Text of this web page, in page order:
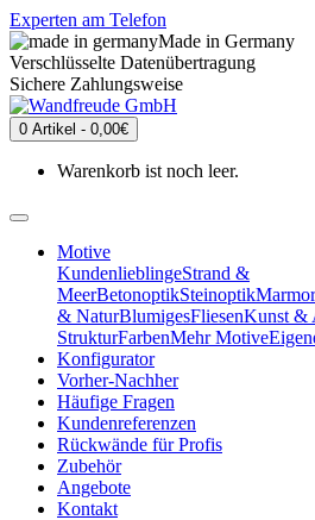
Experten am Telefon
Made in Germany
Verschlüsselte Datenübertragung
Sichere Zahlungsweise
0 Artikel - 0,00€
Warenkorb ist noch leer.
Motive
KundenlieblingeStrand &
MeerBetonoptikSteinoptik
& NaturBlumigesFliesenKunst &
StrukturFarbenMehr Motive
Konfigurator
Vorher-Nachher
Häufige Fragen
Kundenreferenzen
Rückwände für Profis
Zubehör
Angebote
Kontakt